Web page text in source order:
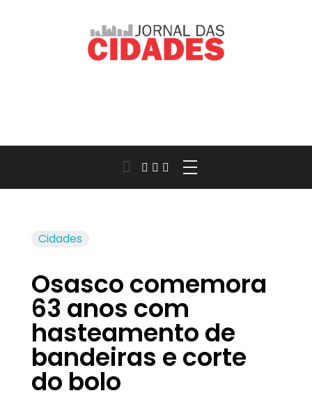
Cidades
Osasco comemora
63 anos com
hasteamento de
bandeiras e corte
do bolo